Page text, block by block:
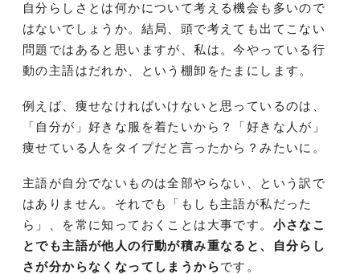
自分らしさとは何かについて考える機会も多いので
はないでしょうか。結局、頭で考えても出てこない
問題ではあると思いますが、私は。今やっている行
動の主語はだれか、という棚卸をたまにします。
例えば、痩せなければいけないと思っているのは、
「自分が」好きな服を着たいから？「好きな人が」
痩せている人をタイプだと言ったから？みたいに。
主語が自分でないものは全部やらない、という訳で
はありません。それでも「もしも主語が私だった
ら」、を常に知っておくことは大事です。 小さなこ
とでも主語が他人の行動が積み重なると、自分らし
さが分からなくなってしまうからです。